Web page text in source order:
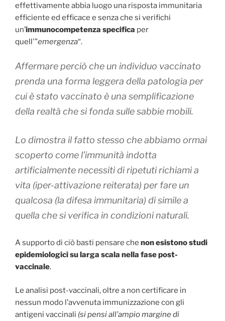
effettivamente abbia luogo una risposta immunitaria
efficiente ed efficace e senza che si verifichi
un’immunocompetenza specifica per
quell'”emergenza“.
Affermare perciò che un individuo vaccinato
prenda una forma leggera della patologia per
cui è stato vaccinato è una semplificazione
della realtà che si fonda sulle sabbie mobili.
Lo dimostra il fatto stesso che abbiamo ormai
scoperto come l’immunità indotta
artificialmente necessiti di ripetuti richiami a
vita (iper-attivazione reiterata) per fare un
qualcosa (la difesa immunitaria) di simile a
quella che si verifica in condizioni naturali.
A supporto di ciò basti pensare che non esistono studi
epidemiologici su larga scala nella fase post-
vaccinale.
Le analisi post-vaccinali, oltre a non certificare in
nessun modo l’avvenuta immunizzazione con gli
antigeni vaccinali (si pensi all’ampio margine di